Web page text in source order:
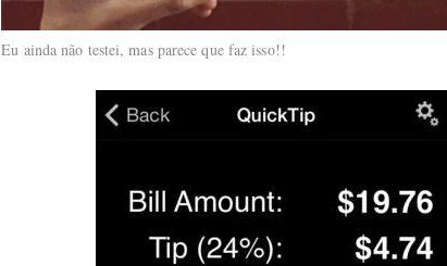
Eu ainda não testei, mas parece que faz isso!!